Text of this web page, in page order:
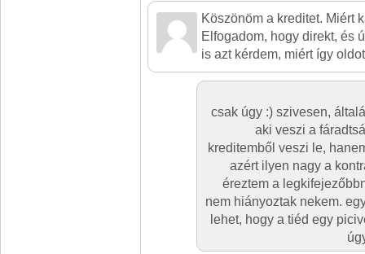
Köszönöm a kreditet. Miért
Elfogadom, hogy direkt, és
is azt kérdem, miért így
csak úgy :) szivesen,
aki veszi a
kreditemből veszi le,
azért ilyen nagy a
éreztem a
nem hiányoztak nekem.
lehet, hogy a tiéd egy